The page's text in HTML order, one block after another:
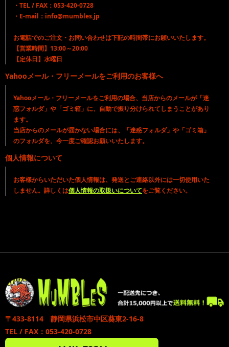
・TEL / FAX：053-420-0728
・E-mail：info@mumbles.jp
お電話でのご注文・お問い合わせは下記の時間帯にお願いいたします。
【営業時間】13:00～20:00
【定休日】水曜日
Yahooメール・フリーメールをご利用のお客様へ
Yahooメール・フリーメールをご利用の場合、当店からのメールが「迷
惑フォルダ」や「ゴミ箱」に、自動で振り分けられてしまうことがあり
ます。
当店からのメールが届かない場合には、「迷惑フォルダ」や「ゴミ箱」
のフォルダを、今一度ご確認お願いいたします。
個人情報について
お客様からいただいた個人情報は、発送とご連絡以外には一切使用いた
しません。詳しくは個人情報の取扱いについてをご覧ください。
〒433-8114 静岡県浜松市中区葵東2-16-8
TEL / FAX：053-420-0728